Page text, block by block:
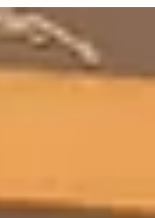
das Wiedersehen, die
Meditationszeit und diese
zu beschreibende
an der Weser! Erika,
Garten so wunderschön